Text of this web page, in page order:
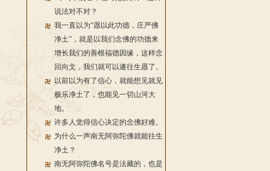
说法对不对？
我一直以为“愿以此功德，庄严佛
净土”，就是以我们念佛的功德来
增长我们的善根福德因缘，这样念
回向文，我们就可以遂往生愿了。
以前以为有了信心，就能想见就见
极乐净土了，也能见一切山河大
地。
许多人觉得信心决定的念佛好难。
为什么一声南无阿弥陀佛就能往生
净土？
南无阿弥陀佛名号是法藏的，也是